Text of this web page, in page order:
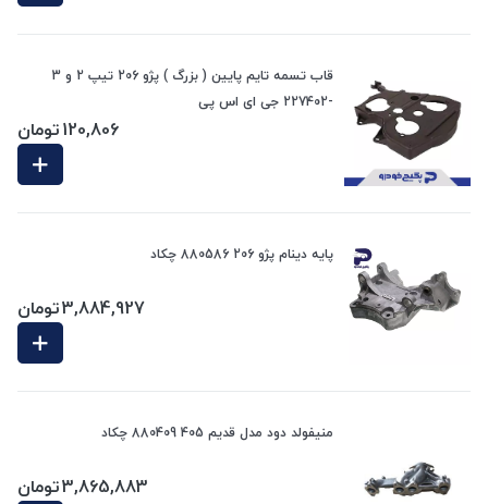
قاب تسمه تایم پایین ( بزرگ ) پژو 206 تیپ 2 و 3
-227402 جی ای اس پی
120,806تومان
پایه دینام پژو 206 880586 چکاد
3,884,927تومان
منیفولد دود مدل قدیم 405 880409 چکاد
3,865,883تومان